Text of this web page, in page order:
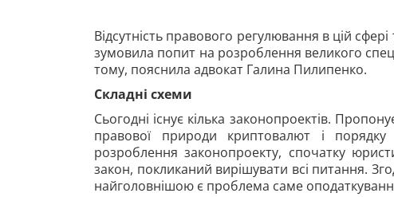
Відсутність правового регулювання в цій
зумовила попит на розроблення великого
тому, пояснила адвокат Галина Пилипенко.
Складні схеми
Сьогодні існує кілька законопроектів.
правової природи криптовалют і
розробленнязаконопроекту, спочатку
закон, покликаний вирішувати всі питання.
найголовнішою є проблема саме